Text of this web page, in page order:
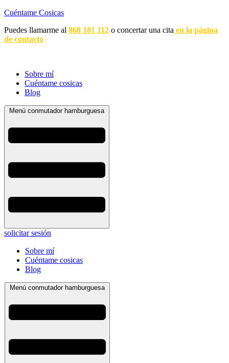
Cuéntame Cosicas
Puedes llamarme al 868 181 112 o concertar una cita en la página
de contacto
Sobre mí
Cuéntame cosicas
Blog
Menú conmutador hamburguesa
solicitar sesión
Sobre mí
Cuéntame cosicas
Blog
Menú conmutador hamburguesa